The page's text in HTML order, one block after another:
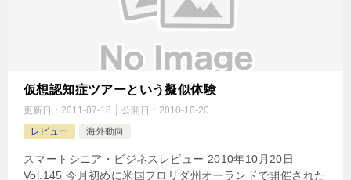
仮想認知症ツアーという擬似体験
更新日： 2011-07-18 公開日： 2010-10-20
レビュー
海外動向
スマートシニア・ビジネスレビュー 2010年10月20日
Vol.145 今月初めに米国フロリダ州オーランドで開催された